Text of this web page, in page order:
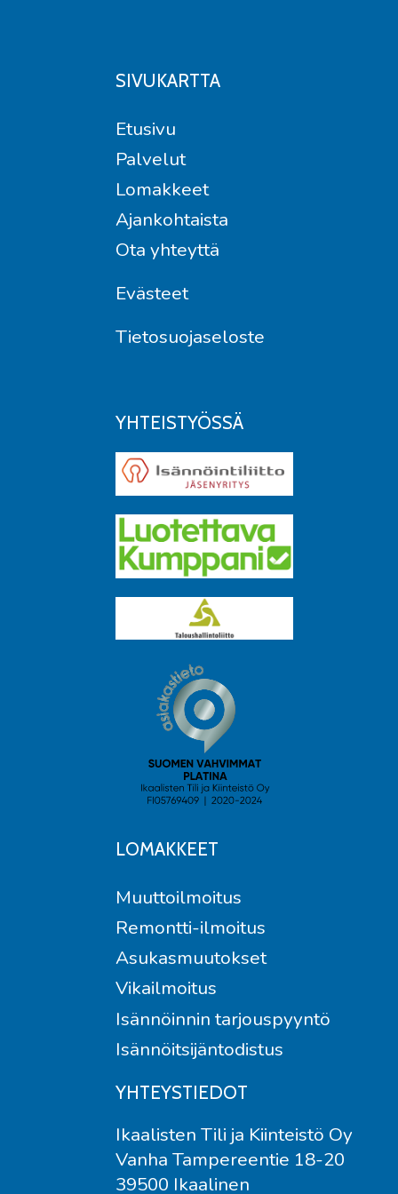
SIVUKARTTA
Etusivu
Palvelut
Lomakkeet
Ajankohtaista
Ota yhteyttä
Evästeet
Tietosuojaseloste
YHTEISTYÖSSÄ
LOMAKKEET
Muuttoilmoitus
Remontti-ilmoitus
Asukasmuutokset
Vikailmoitus
Isännöinnin tarjouspyyntö
Isännöitsijäntodistus
YHTEYSTIEDOT
Ikaalisten Tili ja Kiinteistö Oy
Vanha Tampereentie 18-20
39500 Ikaalinen